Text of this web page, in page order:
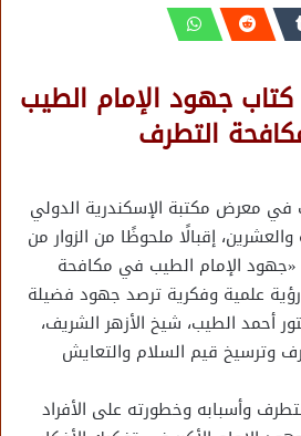
جهود الإمام الطيب
التطرف
في معرض مكتبة الإسكندرية الدولي
إقبالًا ملحوظًا من الزوار من
«جهود الإمام الطيب في مكافحة
علمية وفكرية ترصد جهود فضيلة
أحمد الطيب، شيخ الأزهر الشريف،
وترسيخ قيم السلام والتعايش
وأسبابه وخطورته على الأفراد